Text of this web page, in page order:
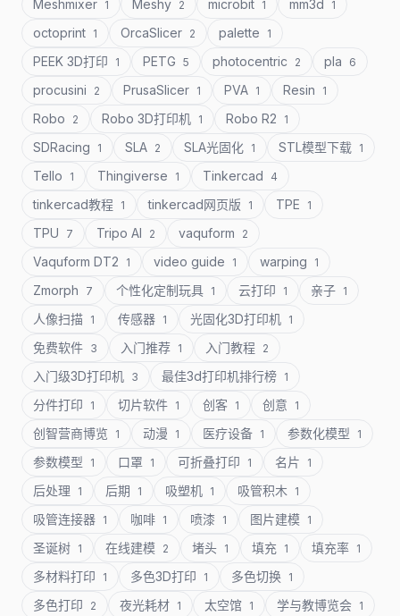
Meshmixer 1 Meshy 2 microbit 1 mm3d 1
octoprint 1 OrcaSlicer 2 palette 1
PEEK 3D打印 1 PETG 5 photocentric 2 pla 6
procusini 2 PrusaSlicer 1 PVA 1 Resin 1
Robo 2 Robo 3D打印机 1 Robo R2 1
SDRacing 1 SLA 2 SLA光固化 1 STL模型下载 1
Tello 1 Thingiverse 1 Tinkercad 4
tinkercad教程 1 tinkercad网页版 1 TPE 1
TPU 7 Tripo AI 2 vaquform 2
Vaquform DT2 1 video guide 1 warping 1
Zmorph 7 个性化定制玩具 1 云打印 1 亲子 1
人像扫描 1 传感器 1 光固化3D打印机 1
免费软件 3 入门推荐 1 入门教程 2
入门级3D打印机 3 最佳3d打印机排行榜 1
分件打印 1 切片软件 1 创客 1 创意 1
创智营商博览 1 动漫 1 医疗设备 1 参数化模型 1
参数模型 1 口罩 1 可折叠打印 1 名片 1
后处理 1 后期 1 吸塑机 1 吸管积木 1
吸管连接器 1 咖啡 1 喷漆 1 图片建模 1
圣诞树 1 在线建模 2 堵头 1 填充 1 填充率 1
多材料打印 1 多色3D打印 1 多色切换 1
多色打印 2 夜光耗材 1 太空馆 1 学与教博览会 1